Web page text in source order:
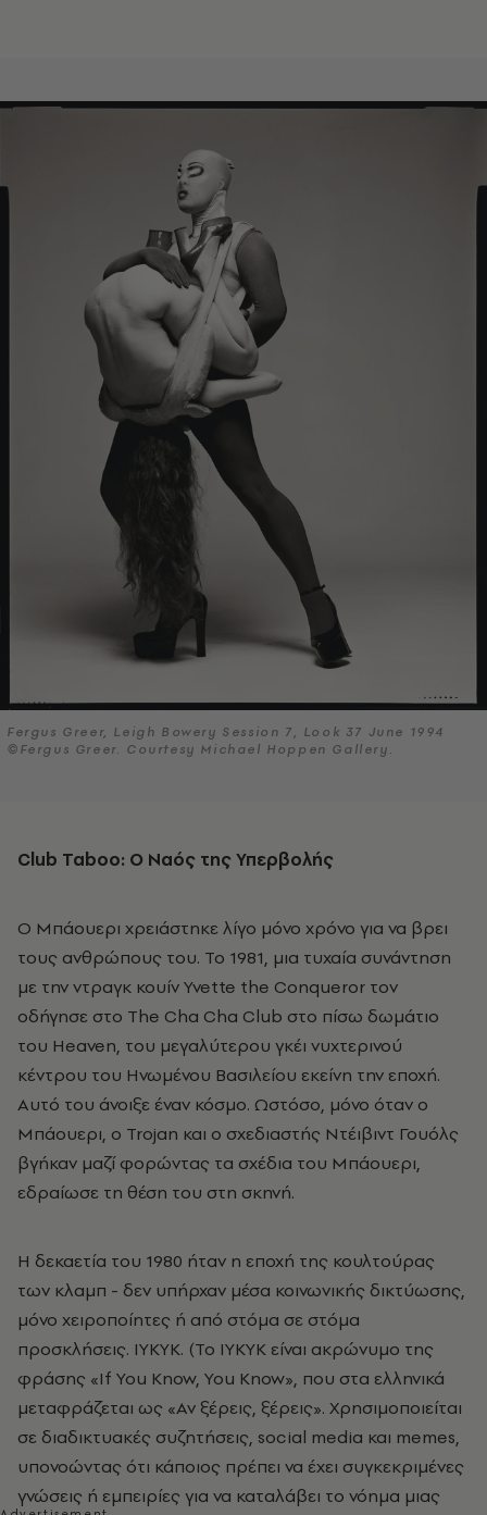
Fergus Greer, Leigh Bowery Session 7, Look 37 June 1994
©Fergus Greer. Courtesy Michael Hoppen Gallery.
Club Taboo: Ο Ναός της Υπερβολής
Ο Μπάουερι χρειάστηκε λίγο μόνο χρόνο για να βρει
τους ανθρώπους του. Το 1981, μια τυχαία συνάντηση
με την ντραγκ κουίν Yvette the Conqueror τον
οδήγησε στο The Cha Cha Club στο πίσω δωμάτιο
του Heaven, του μεγαλύτερου γκέι νυχτερινού
κέντρου του Ηνωμένου Βασιλείου εκείνη την εποχή.
Αυτό του άνοιξε έναν κόσμο. Ωστόσο, μόνο όταν ο
Μπάουερι, ο Trojan και ο σχεδιαστής Ντέιβιντ Γουόλς
βγήκαν μαζί φορώντας τα σχέδια του Μπάουερι,
εδραίωσε τη θέση του στη σκηνή.
Η δεκαετία του 1980 ήταν η εποχή της κουλτούρας
των κλαμπ - δεν υπήρχαν μέσα κοινωνικής δικτύωσης,
μόνο χειροποίητες ή από στόμα σε στόμα
προσκλήσεις. IYKYK. (Το IYKYK είναι ακρώνυμο της
φράσης «If You Know, You Know», που στα ελληνικά
μεταφράζεται ως «Αν ξέρεις, ξέρεις». Χρησιμοποιείται
σε διαδικτυακές συζητήσεις, social media και memes,
υπονοώντας ότι κάποιος πρέπει να έχει συγκεκριμένες
γνώσεις ή εμπειρίες για να καταλάβει το νόημα μιας